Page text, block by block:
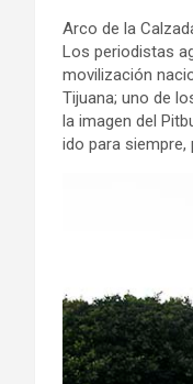
Arco de la
Los periodistas
movilización
Tijuana; uno de
la imagen del
ido para